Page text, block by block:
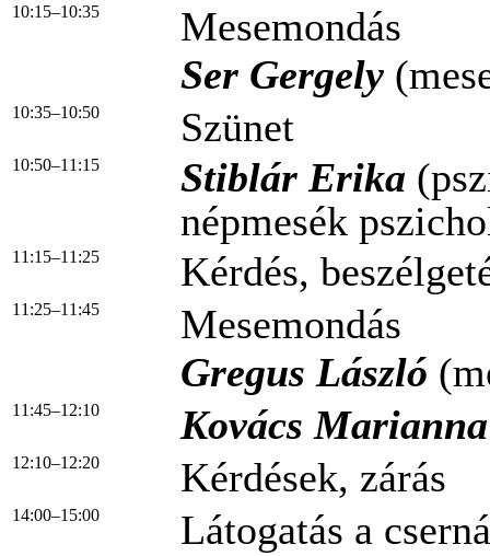
10:15–10:35
Mesemondás
Ser Gergely
10:35–10:50 Szünet
10:50–11:15 Stiblár Erika
népmesék
11:15–11:25 Kérdés,
11:25–11:45
Mesemondás
Gregus László
11:45–12:10 Kovács Marianna
12:10–12:20 Kérdések, zárás
14:00–15:00 Látogatás a